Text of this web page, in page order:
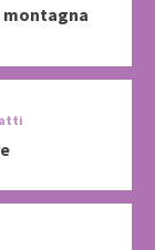
montagna